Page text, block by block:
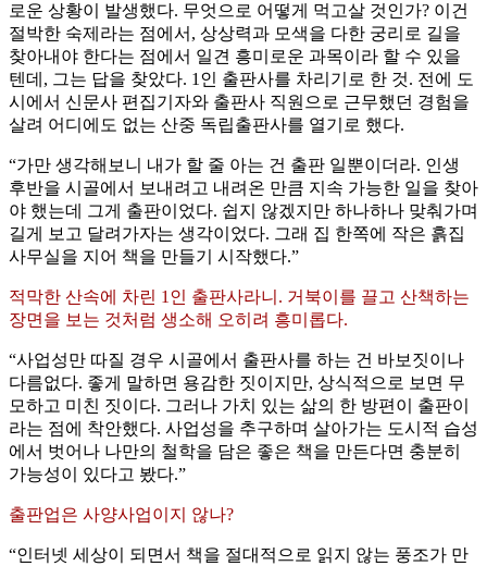
로운 상황이 발생했다. 무엇으로 어떻게 먹고살 것인가? 이건
절박한 숙제라는 점에서, 상상력과 모색을 다한 궁리로 길을
찾아내야 한다는 점에서 일견 흥미로운 과목이라 할 수 있을
텐데, 그는 답을 찾았다. 1인 출판사를 차리기로 한 것. 전에 도
시에서 신문사 편집기자와 출판사 직원으로 근무했던 경험을
살려 어디에도 없는 산중 독립출판사를 열기로 했다.
“가만 생각해보니 내가 할 줄 아는 건 출판 일뿐이더라. 인생
후반을 시골에서 보내려고 내려온 만큼 지속 가능한 일을 찾아
야 했는데 그게 출판이었다. 쉽지 않겠지만 하나하나 맞춰가며
길게 보고 달려가자는 생각이었다. 그래 집 한쪽에 작은 흙집
사무실을 지어 책을 만들기 시작했다.”
적막한 산속에 차린 1인 출판사라니. 거북이를 끌고 산책하는
장면을 보는 것처럼 생소해 오히려 흥미롭다.
“사업성만 따질 경우 시골에서 출판사를 하는 건 바보짓이나
다름없다. 좋게 말하면 용감한 짓이지만, 상식적으로 보면 무
모하고 미친 짓이다. 그러나 가치 있는 삶의 한 방편이 출판이
라는 점에 착안했다. 사업성을 추구하며 살아가는 도시적 습성
에서 벗어나 나만의 철학을 담은 좋은 책을 만든다면 충분히
가능성이 있다고 봤다.”
출판업은 사양사업이지 않나?
“인터넷 세상이 되면서 책을 절대적으로 읽지 않는 풍조가 만